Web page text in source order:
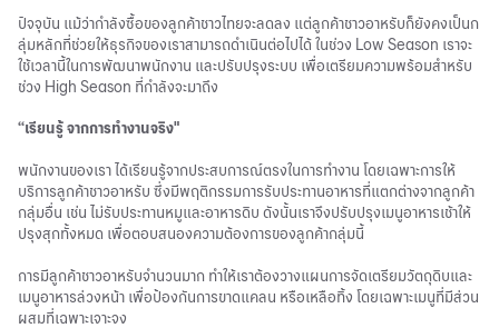
ปัจจุบัน แม้ว่ากำลังซื้อของลูกค้าชาวไทยจะลดลง แต่ลูกค้าชาวอาหรับก็ยังคงเป็นก
ลุ่มหลักที่ช่วยให้ธุรกิจของเราสามารถดำเนินต่อไปได้ ในช่วง Low Season เราจะ
ใช้เวลานี้ในการพัฒนาพนักงาน และปรับปรุงระบบ เพื่อเตรียมความพร้อมสำหรับ
ช่วง High Season ที่กำลังจะมาถึง
“เรียนรู้ จากการทำงานจริง"
พนักงานของเรา ได้เรียนรู้จากประสบการณ์ตรงในการทำงาน โดยเฉพาะการให้
บริการลูกค้าชาวอาหรับ ซึ่งมีพฤติกรรมการรับประทานอาหารที่แตกต่างจากลูกค้า
กลุ่มอื่น เช่น ไม่รับประทานหมูและอาหารดิบ ดังนั้นเราจึงปรับปรุงเมนูอาหารเช้าให้
ปรุงสุกทั้งหมด เพื่อตอบสนองความต้องการของลูกค้ากลุ่มนี้
การมีลูกค้าชาวอาหรับจำนวนมาก ทำให้เราต้องวางแผนการจัดเตรียมวัตถุดิบและ
เมนูอาหารล่วงหน้า เพื่อป้องกันการขาดแคลน หรือเหลือทิ้ง โดยเฉพาะเมนูที่มีส่วน
ผสมที่เฉพาะเจาะจง